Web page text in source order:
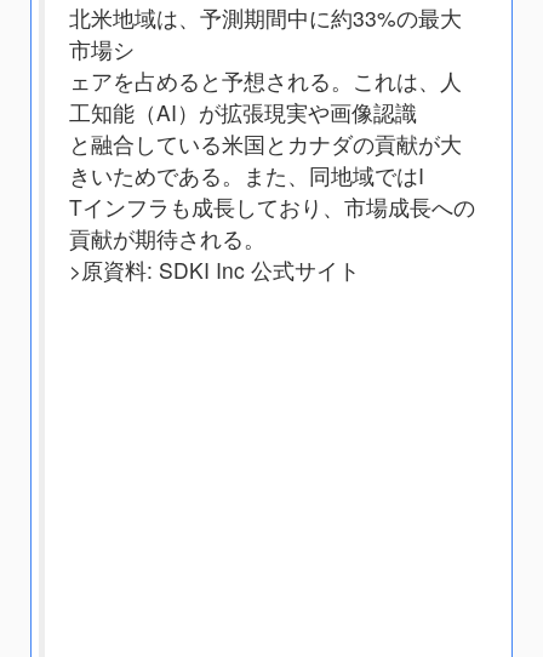
北米地域は、予測期間中に約33%の最大
市場シ
ェアを占めると予想される。これは、人
工知能（AI）が拡張現実や画像認識
と融合している米国とカナダの貢献が大
きいためである。また、同地域ではI
Tインフラも成長しており、市場成長への
貢献が期待される。
>原資料: SDKI Inc 公式サイト